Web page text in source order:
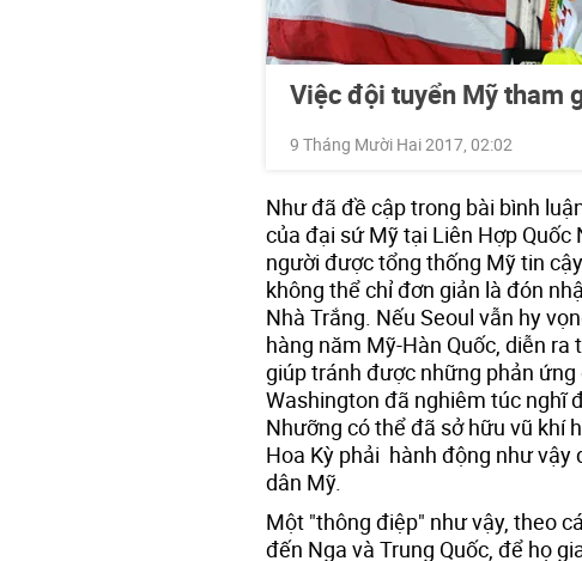
Việc đội tuyển Mỹ tham
9 Tháng Mười Hai 2017, 02:02
Như đã đề cập trong bài bình
của đại sứ Mỹ tại Liên Hợp
người được tổng thống Mỹ tin
không thể chỉ đơn giản là đón
Nhà Trắng. Nếu Seoul vẫn hy
hàng năm Mỹ-Hàn Quốc, diễn
giúp tránh được những phản
Washington đã nghiêm túc nghĩ
Nhưỡng có thể đã sở hữu vũ khí
Hoa Kỳ phải hành động như vậy
dân Mỹ.
Một "thông điệp" như vậy, theo
đến Nga và Trung Quốc, để họ